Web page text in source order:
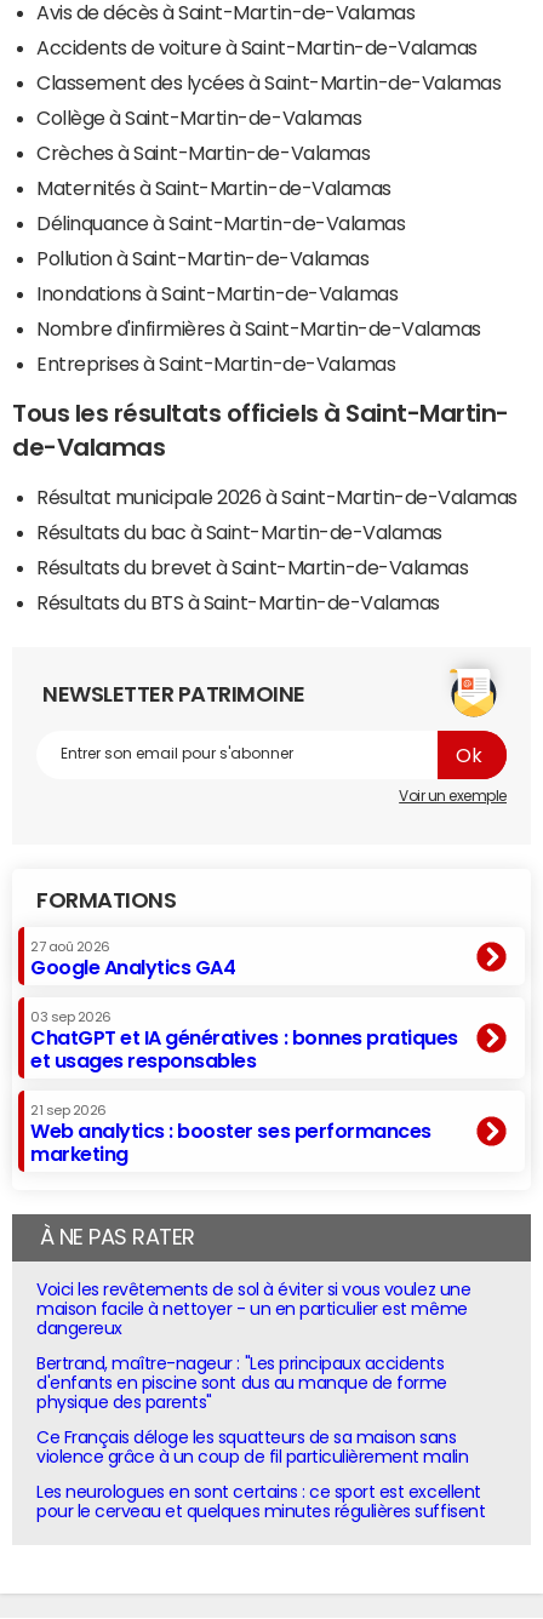
Avis de décès à Saint-Martin-de-Valamas
Accidents de voiture à Saint-Martin-de-Valamas
Classement des lycées à Saint-Martin-de-Valamas
Collège à Saint-Martin-de-Valamas
Crèches à Saint-Martin-de-Valamas
Maternités à Saint-Martin-de-Valamas
Délinquance à Saint-Martin-de-Valamas
Pollution à Saint-Martin-de-Valamas
Inondations à Saint-Martin-de-Valamas
Nombre d'infirmières à Saint-Martin-de-Valamas
Entreprises à Saint-Martin-de-Valamas
Tous les résultats officiels à Saint-Martin-
de-Valamas
Résultat municipale 2026 à Saint-Martin-de-Valamas
Résultats du bac à Saint-Martin-de-Valamas
Résultats du brevet à Saint-Martin-de-Valamas
Résultats du BTS à Saint-Martin-de-Valamas
NEWSLETTER PATRIMOINE
Voir un exemple
FORMATIONS
27 aoû 2026
Google Analytics GA4
03 sep 2026
ChatGPT et IA génératives : bonnes pratiques
et usages responsables
21 sep 2026
Web analytics : booster ses performances
marketing
À NE PAS RATER
Voici les revêtements de sol à éviter si vous voulez une
maison facile à nettoyer - un en particulier est même
dangereux
Bertrand, maître-nageur : "Les principaux accidents
d'enfants en piscine sont dus au manque de forme
physique des parents"
Ce Français déloge les squatteurs de sa maison sans
violence grâce à un coup de fil particulièrement malin
Les neurologues en sont certains : ce sport est excellent
pour le cerveau et quelques minutes régulières suffisent